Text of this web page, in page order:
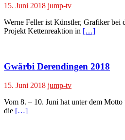
15. Juni 2018 jump-tv
Werne Feller ist Künstler, Grafiker bei
Projekt Kettenreaktion in […]
Gwärbi Derendingen 2018
15. Juni 2018 jump-tv
Vom 8. – 10. Juni hat unter dem
die […]